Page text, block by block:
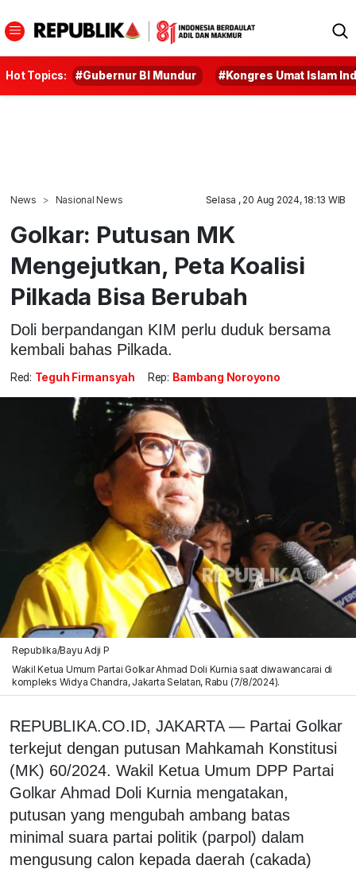
Hot Topics: #Gubernur BI Mundur #Kongres Umat Islam
News Nasional News Selasa , 20 Aug 2024, 18:13 WIB
Golkar: Putusan MK
Mengejutkan, Peta Koalisi
Pilkada Bisa Berubah
Doli berpandangan KIM perlu duduk bersama
kembali bahas Pilkada.
Red: Teguh Firmansyah Rep: Bambang Noroyono
Republika/Bayu Adji P
Wakil Ketua Umum Partai Golkar Ahmad Doli Kurnia saat diwawancarai di
kompleks Widya Chandra, Jakarta Selatan, Rabu (7/8/2024).
REPUBLIKA.CO.ID, JAKARTA — Partai Golkar
terkejut dengan putusan Mahkamah Konstitusi
(MK) 60/2024. Wakil Ketua Umum DPP Partai
Golkar Ahmad Doli Kurnia mengatakan,
putusan yang mengubah ambang batas
minimal suara partai politik (parpol) dalam
mengusung calon kepada daerah (cakada)